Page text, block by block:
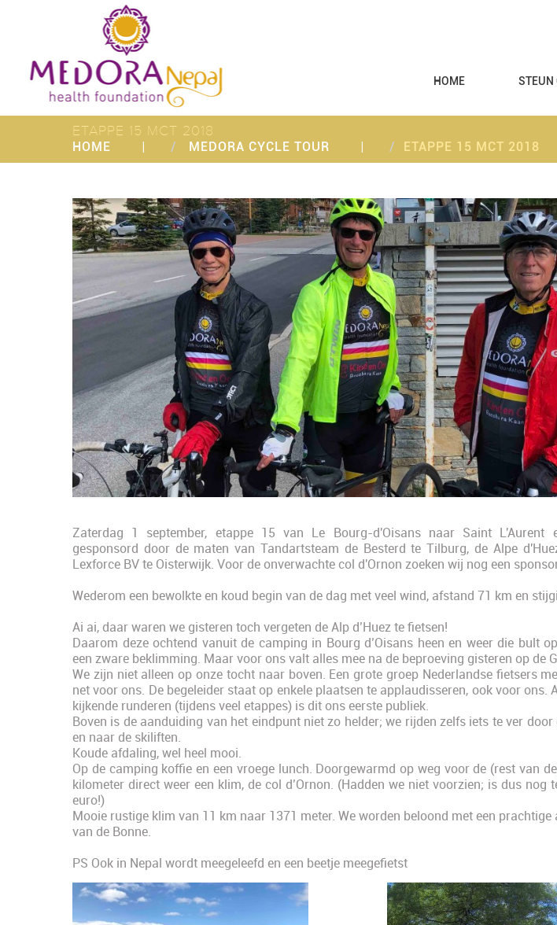
HOME STEUN
ETAPPE 15 MCT 2018
HOME MEDORA CYCLE TOUR ETAPPE 15 MCT 2018
Zaterdag 1 september, etappe 15 van Le Bourg-d'Oisans naar Saint L'Aurent
gesponsord door de maten van Tandartsteam de Besterd te Tilburg, de Alpe
Lexforce BV te Oisterwijk. Voor de onverwachte col d'Ornon zoeken wij nog een
Wederom een bewolkte en koud begin van de dag met veel wind, afstand 71 km en
Ai ai, daar waren we gisteren toch vergeten de Alp d’Huez te fietsen!
Daarom deze ochtend vanuit de camping in Bourg d’Oisans heen en weer die bult
een zware beklimming. Maar voor ons valt alles mee na de beproeving gisteren op de
We zijn niet alleen op onze tocht naar boven. Een grote groep Nederlandse fietsers
net voor ons. De begeleider staat op enkele plaatsen te applaudisseren, ook voor ons.
kijkende runderen (tijdens veel etappes) is dit ons eerste publiek.
Boven is de aanduiding van het eindpunt niet zo helder; we rijden zelfs iets te ver door
en naar de skiliften.
Koude afdaling, wel heel mooi.
Op de camping koffie en een vroege lunch. Doorgewarmd op weg voor de (rest van
kilometer direct weer een klim, de col d’Ornon. (Hadden we niet voorzien; is dus nog
euro!)
Mooie rustige klim van 11 km naar 1371 meter. We worden beloond met een
van de Bonne.
PS Ook in Nepal wordt meegeleefd en een beetje meegefietst